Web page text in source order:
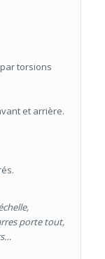
torsions
et arrière.
porte tout,